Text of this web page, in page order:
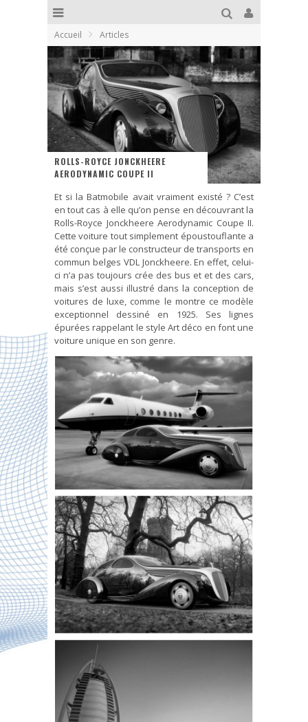
Accueil Articles
ROLLS-ROYCE JONCKHEERE
AERODYNAMIC COUPE II
Et si la Batmobile avait vraiment existé ? C’est
en tout cas à elle qu’on pense en découvrant la
Rolls-Royce Jonckheere Aerodynamic Coupe II.
Cette voiture tout simplement époustouflante a
été conçue par le constructeur de transports en
commun belges VDL Jonckheere. En effet, celui-
ci n’a pas toujours crée des bus et et des cars,
mais s’est aussi illustré dans la conception de
voitures de luxe, comme le montre ce modèle
exceptionnel dessiné en 1925. Ses lignes
épurées rappelant le style Art déco en font une
voiture unique en son genre.